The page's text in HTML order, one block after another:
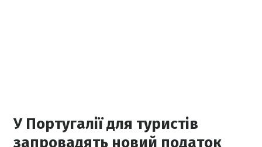
У Португалії для туристів
запровадять новий податок